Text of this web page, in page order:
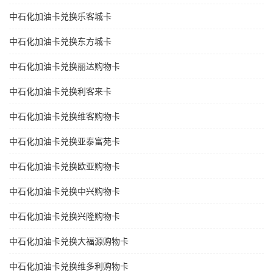
中石化加油卡兑换乐客城卡
中石化加油卡兑换东方城卡
中石化加油卡兑换丽达购物卡
中石化加油卡兑换利客来卡
中石化加油卡兑换维客购物卡
中石化加油卡兑换亚泰富苑卡
中石化加油卡兑换欧亚购物卡
中石化加油卡兑换中兴购物卡
中石化加油卡兑换兴隆购物卡
中石化加油卡兑换大福源购物卡
中石化加油卡兑换维多利购物卡